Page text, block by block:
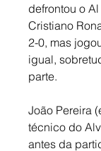
defrontou o
Cristiano
2-0, mas
igual,
parte.
João Pereira
técnico do
antes da